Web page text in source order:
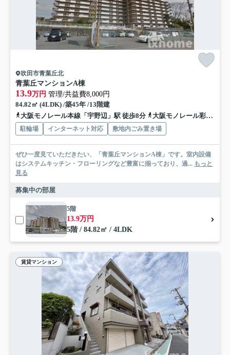
吹田市青葉丘北
青葉丘マンションA棟
13.9万円 管理/共益費8,000円
84.82㎡ (4LDK) /築45年 /13階建
大阪モノレール本線「宇野辺」駅 徒歩8分
大阪モノレール彩都「公園東口」駅 徒歩15分
駐輪場 インターネット対応 敷地内ごみ置き場
ぜひ一度見ていただきたい、「青葉丘マンションA棟」です。室内設備
はシステムキッチン・フローリングなど豊富に揃っており、過... もっと
見る
募集中の部屋
5階
13.9万円
5階 / 84.82㎡ / 4LDK
賃貸マンション